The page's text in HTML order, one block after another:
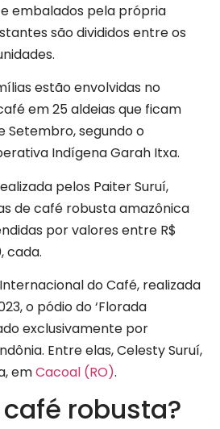
embalados pela própria
são divididos entre os
estão envolvidas no
em 25 aldeias que ficam
Setembro, segundo o
Indígena Garah Itxa.
pelos Paiter Suruí,
de café robusta amazônica
por valores entre R$
cada.
do Café, realizada
o pódio do ‘Florada
exclusivamente por
Entre elas, Celesty Suruí,
emCacoal (RO).
robusta?